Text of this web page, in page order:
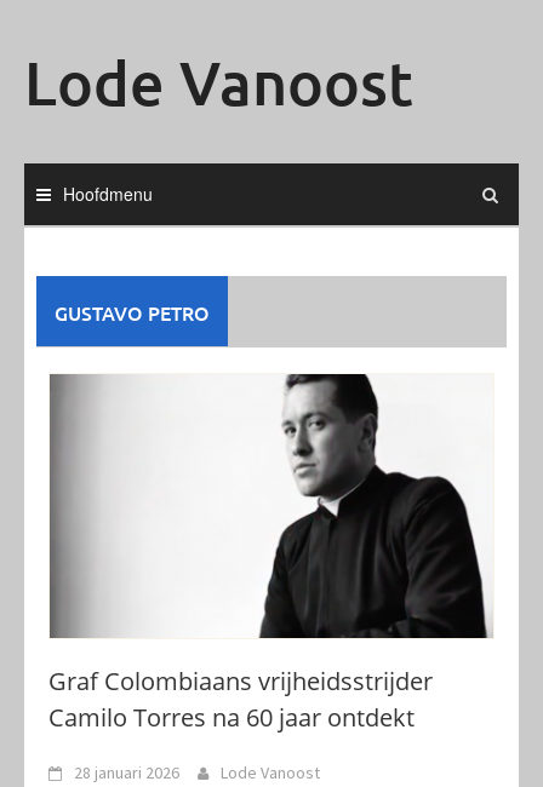
Lode Vanoost
Hoofdmenu
GUSTAVO PETRO
Graf Colombiaans vrijheidsstrijder
Camilo Torres na 60 jaar ontdekt
28 januari 2026 Lode Vanoost